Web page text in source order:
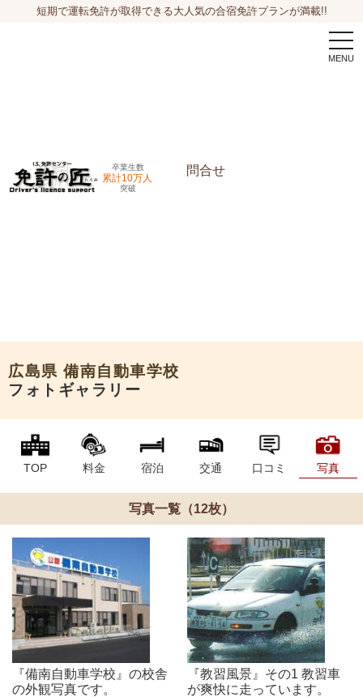
短期で運転免許が取得できる大人気の合宿免許プランが満載!!
卒業生数
累計10万人
突破
問合せ
広島県 備南自動車学校
フォトギャラリー
TOP 料金 宿泊 交通 口コミ 写真
写真一覧（12枚）
『備南自動車学校』の校舎
の外観写真です。
『教習風景』その1 教習車
が爽快に走っています。